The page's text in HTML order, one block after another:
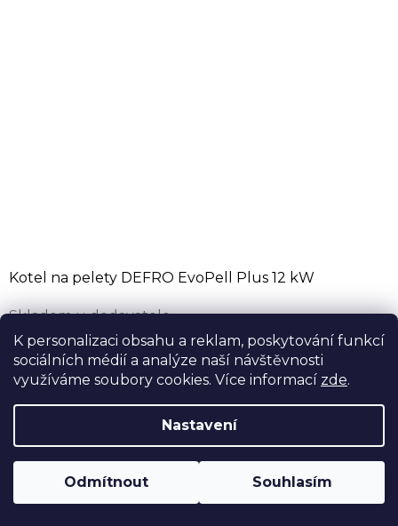
K personalizaci obsahu a reklam, poskytování funkcí
sociálních médií a analýze naší návštěvnosti
využíváme soubory cookies. Více informací zde.
Nastavení
Odmítnout Souhlasím
Kotel na pelety DEFRO EvoPell Plus 12 kW
Skladem u dodavatele
od 89 988 Kč bez DPH
od108 885 Kč
Automatický kotel na pelety DEFRO EvoPell Plus 12
kW - evropský bestseller do malých kotelen ve verzi
Plus s násypkou na 135 kg pelet. Odtahový ventilátor,
samočistící hořák a...